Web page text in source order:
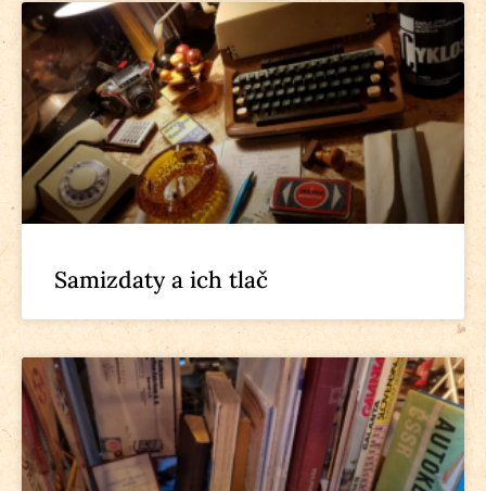
Samizdaty a ich tlač